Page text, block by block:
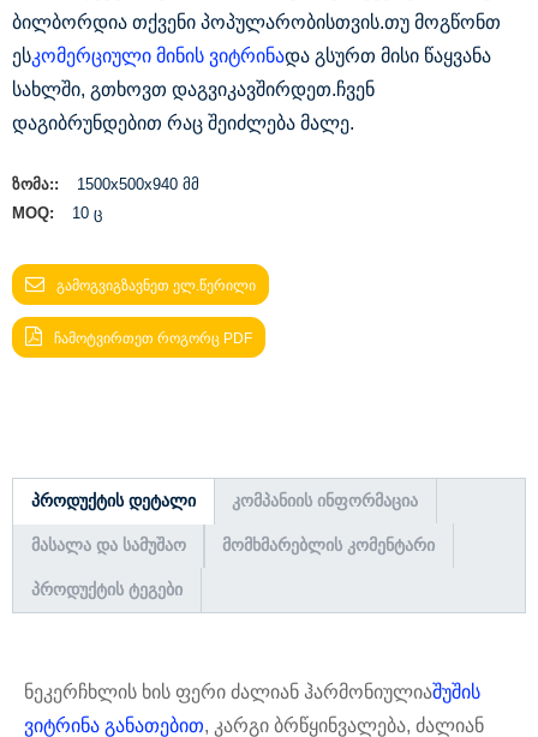
ბილბორდია თქვენი პოპულარობისთვის.თუ მოგწონთ
ესკომერციული მინის ვიტრინადა გსურთ მისი წაყვანა
სახლში, გთხოვთ დაგვიკავშირდეთ.ჩვენ
დაგიბრუნდებით რაც შეიძლება მალე.
ზომა::
1500x500x940 მმ
MOQ:
10 ც
ᲒᲐᲛᲝᲒᲕᲘᲒᲖᲐᲕᲜᲔᲗ ᲔᲚ.ᲬᲔᲠᲘᲚᲘ
ᲩᲐᲛᲝᲢᲕᲘᲠᲗᲔᲗ ᲠᲝᲒᲝᲠᲪ PDF
ᲞᲠᲝᲓᲣᲥᲢᲘᲡ ᲓᲔᲢᲐᲚᲘ ᲙᲝᲛᲞᲐᲜᲘᲘᲡ ᲘᲜᲤᲝᲠᲛᲐᲪᲘᲐ
ᲛᲐᲡᲐᲚᲐ ᲓᲐ ᲡᲐᲛᲣᲨᲐᲝ ᲛᲝᲛᲮᲛᲐᲠᲔᲑᲚᲘᲡ ᲙᲝᲛᲔᲜᲢᲐᲠᲘ
ᲞᲠᲝᲓᲣᲥᲢᲘᲡ ᲢᲔᲒᲔᲑᲘ
ნეკერჩხლის ხის ფერი ძალიან ჰარმონიულიაშუშის
ვიტრინა განათებით, კარგი ბრწყინვალება, ძალიან